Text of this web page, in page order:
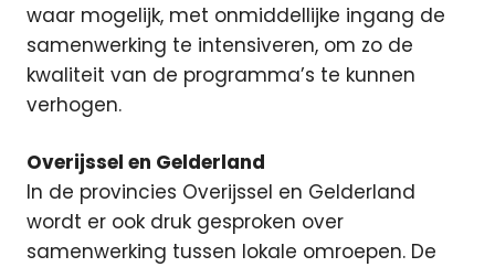
waar mogelijk, met onmiddellijke ingang de
samenwerking te intensiveren, om zo de
kwaliteit van de programma’s te kunnen
verhogen.
Overijssel en Gelderland
In de provincies Overijssel en Gelderland
wordt er ook druk gesproken over
samenwerking tussen lokale omroepen. De